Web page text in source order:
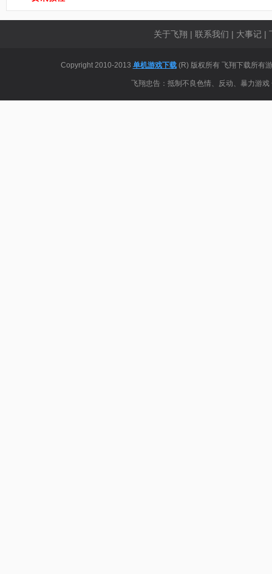
关于飞翔 | 联系我们 | 大事记 |
Copyright 2010-2013 单机游戏下载(R) 版权所有 飞翔下载所有
飞翔忠告：抵制不良色情、反动、暴力游